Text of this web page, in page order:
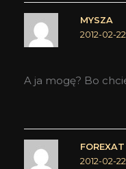
MYSZA
2012-02-
A ja mogę? Bo
FOREXAT
2012-02-